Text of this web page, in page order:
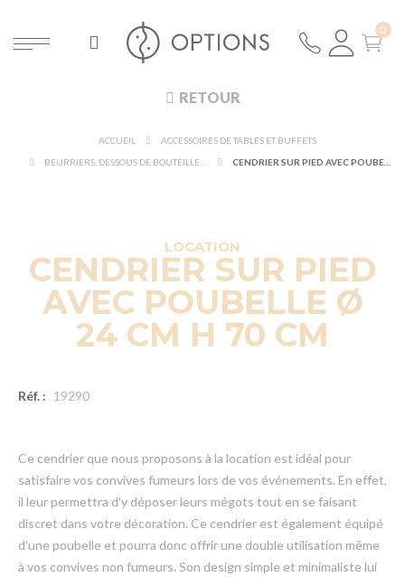
RETOUR
ACCUEIL
ACCESSOIRES DE TABLES ET BUFFETS
LOCATION
CENDRIER SUR PIED
AVEC POUBELLE Ø
24 CM H 70 CM
Réf. : 19290
Ce cendrier que nous proposons à la location est idéal pour
satisfaire vos convives fumeurs lors de vos événements. En effet,
il leur permettra d'y déposer leurs mégots tout en se faisant
discret dans votre décoration. Ce cendrier est également équipé
d'une poubelle et pourra donc offrir une double utilisation même
à vos convives non fumeurs. Son design simple et minimaliste lui